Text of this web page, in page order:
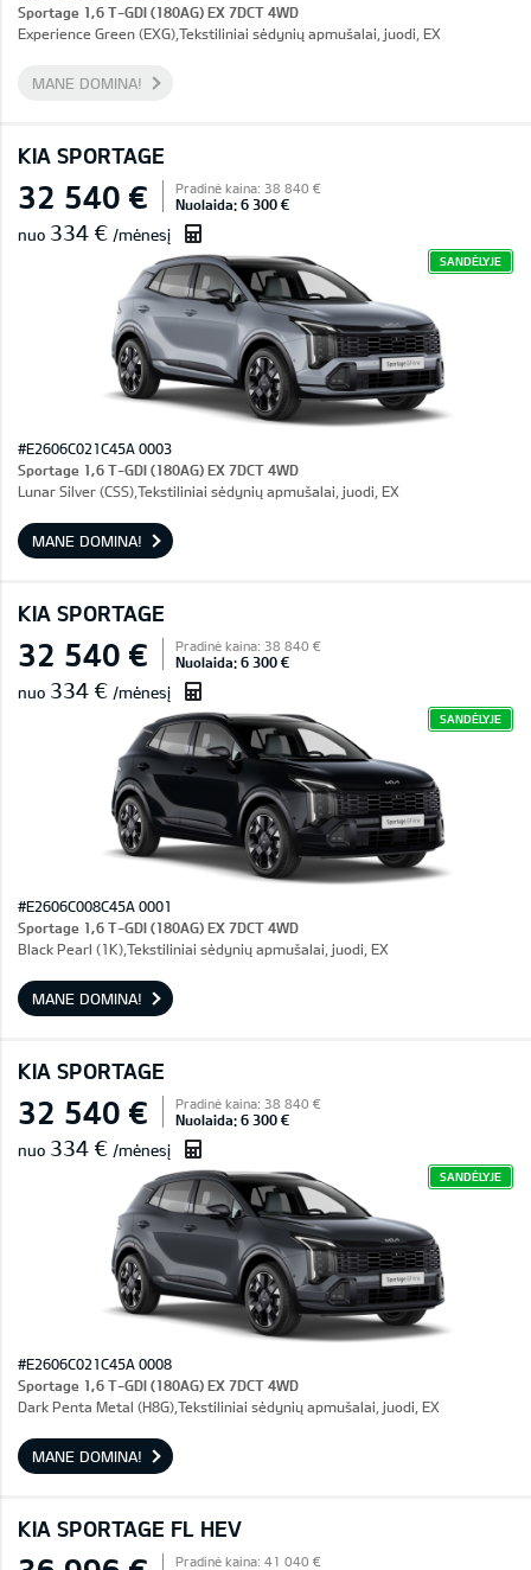
Sportage 1,6 T-GDI (180AG) EX 7DCT 4WD
Experience Green (EXG),Tekstiliniai sėdynių apmušalai, juodi, EX
MANE DOMINA!
KIA SPORTAGE
32 540 € Pradinė kaina: 38 840 €
Nuolaida: 6 300 €
nuo 334 € /mėnesį
SANDĖLYJE
#E2606C021C45A 0003
Sportage 1,6 T-GDI (180AG) EX 7DCT 4WD
Lunar Silver (CSS),Tekstiliniai sėdynių apmušalai, juodi, EX
MANE DOMINA!
KIA SPORTAGE
32 540 € Pradinė kaina: 38 840 €
Nuolaida: 6 300 €
nuo 334 € /mėnesį
SANDĖLYJE
#E2606C008C45A 0001
Sportage 1,6 T-GDI (180AG) EX 7DCT 4WD
Black Pearl (1K),Tekstiliniai sėdynių apmušalai, juodi, EX
MANE DOMINA!
KIA SPORTAGE
32 540 € Pradinė kaina: 38 840 €
Nuolaida: 6 300 €
nuo 334 € /mėnesį
SANDĖLYJE
#E2606C021C45A 0008
Sportage 1,6 T-GDI (180AG) EX 7DCT 4WD
Dark Penta Metal (H8G),Tekstiliniai sėdynių apmušalai, juodi, EX
MANE DOMINA!
KIA SPORTAGE FL HEV
Pradinė kaina: 41 040 €